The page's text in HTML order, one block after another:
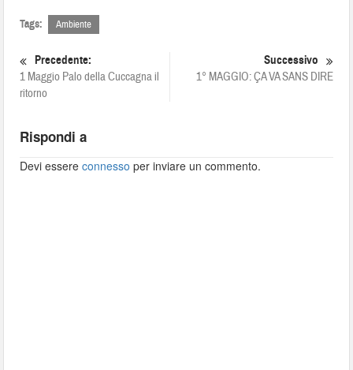
Tags: Ambiente
Precedente:
1 Maggio Palo della Cuccagna il
ritorno
Successivo
1° MAGGIO: ÇA VA SANS DIRE
Rispondi a
Devi essereconnesso per inviare un commento.